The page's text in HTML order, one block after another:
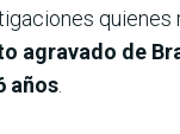
quienes
agravado de
años.